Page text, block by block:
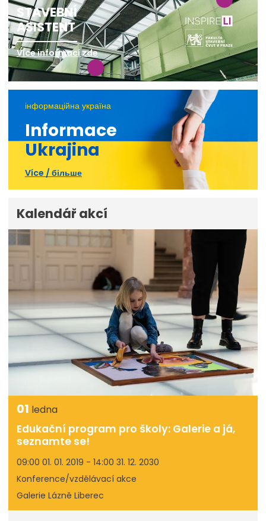
STAVEBNÍ
ASISTENT
Více informací zde
інформаційна україна
Informace
Ukrajina
Více / більше
Kalendář akcí
01 ledna
Edukační program pro školy: Galerie a já,
seznamte se!
09:00 01. 01. 2019 - 14:00 31. 12. 2030
Konference/vzdělávací akce
Galerie Lázně Liberec